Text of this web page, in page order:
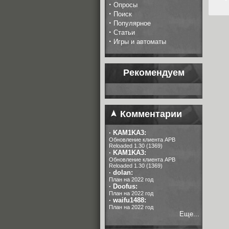
· Опросы
· Поиск
· Популярное
· Статьи
· Игры и автоматы
Рекомендуем
Комментарии
· KAM1KA3:
Обновление клиента APB
Reloaded 1.30 (1369)
· KAM1KA3:
Обновление клиента APB
Reloaded 1.30 (1369)
· dolan:
План на 2022 год
· Doofus:
План на 2022 год
· waifu1488:
План на 2022 год
Еще...